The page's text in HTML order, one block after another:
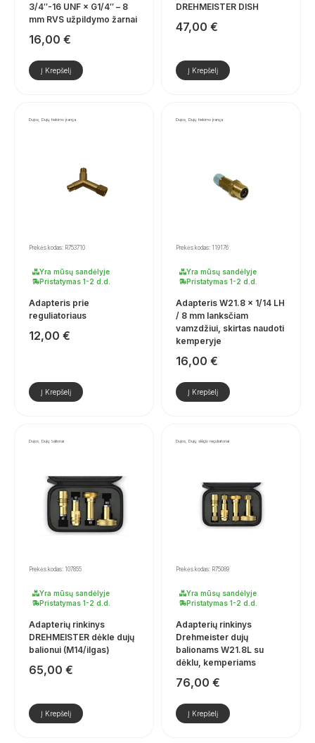
3/4″-16 UNF × G1/4″ – 8
mm RVS užpildymo žarnai
16,00 €
Į Krepšelį
DREHMEISTER DISH
47,00 €
Į Krepšelį
Dujos, Dujų tiekimo įranga
Prekės kodas: R753710
Yra mūsų sandėlyje
Pristatymas 1-2 d.d.
Adapteris prie
reguliatoriaus
12,00 €
Į Krepšelį
Dujos, Dujų tiekimo įranga
Prekės kodas: 119176
Yra mūsų sandėlyje
Pristatymas 1-2 d.d.
Adapteris W21.8 x 1/14 LH
/ 8 mm lanksčiam
vamzdžiui, skirtas naudoti
kemperyje
16,00 €
Į Krepšelį
Dujos, Dujų balionai
Prekės kodas: 107855
Yra mūsų sandėlyje
Pristatymas 1-2 d.d.
Adapterių rinkinys
DREHMEISTER dėkle dujų
balionui (M14/ilgas)
65,00 €
Į Krepšelį
Dujos, Dujų slėgio reguliatoriai
Prekės kodas: R75089
Yra mūsų sandėlyje
Pristatymas 1-2 d.d.
Adapterių rinkinys
Drehmeister dujų
balionams W21.8L su
dėklu, kemperiams
76,00 €
Į Krepšelį